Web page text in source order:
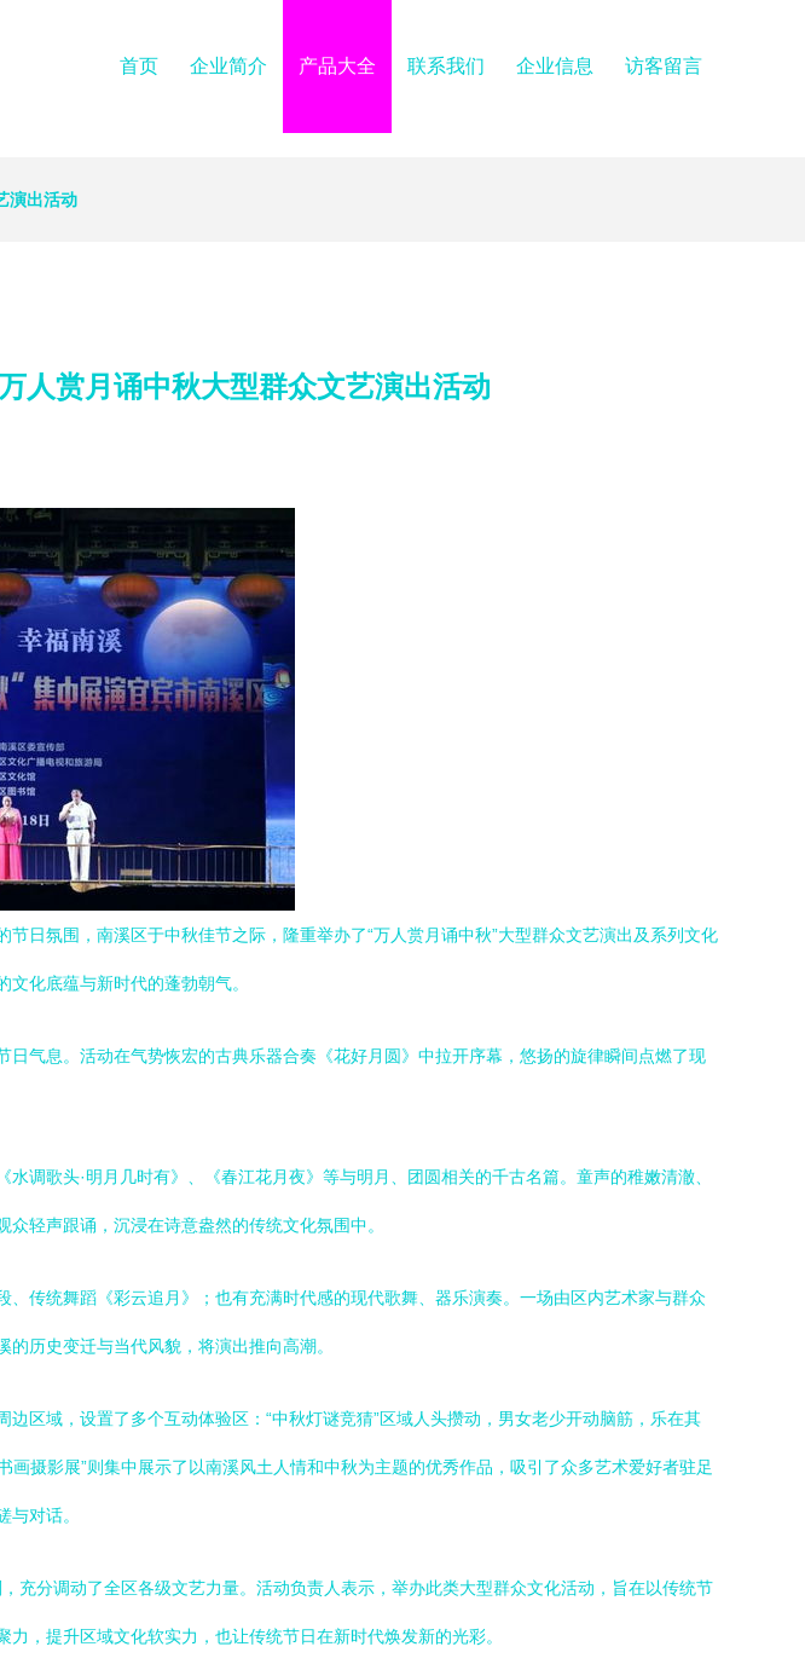
首页 企业简介 产品大全 联系我们 企业信息 访客留言
演出活动
赏月诵中秋大型群众文艺演出活动
日氛围，南溪区于中秋佳节之际，隆重举办了“万人赏月诵中秋”大型群众文艺演出及系列文化
化底蕴与新时代的蓬勃朝气。
气息。活动在气势恢宏的古典乐器合奏《花好月圆》中拉开序幕，悠扬的旋律瞬间点燃了现
调歌头·明月几时有》、《春江花月夜》等与明月、团圆相关的千古名篇。童声的稚嫩清澈、
轻声跟诵，沉浸在诗意盎然的传统文化氛围中。
传统舞蹈《彩云追月》；也有充满时代感的现代歌舞、器乐演奏。一场由区内艺术家与群众
历史变迁与当代风貌，将演出推向高潮。
区域，设置了多个互动体验区：“中秋灯谜竞猜”区域人头攒动，男女老少开动脑筋，乐在其
摄影展”则集中展示了以南溪风土人情和中秋为主题的优秀作品，吸引了众多艺术爱好者驻足
对话。
充分调动了全区各级文艺力量。活动负责人表示，举办此类大型群众文化活动，旨在以传统节
，提升区域文化软实力，也让传统节日在新时代焕发新的光彩。